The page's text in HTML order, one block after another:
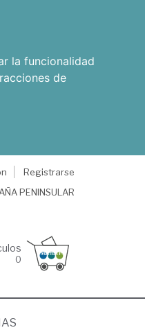
la funcionalidad
de
Registrarse
PENINSULAR
0